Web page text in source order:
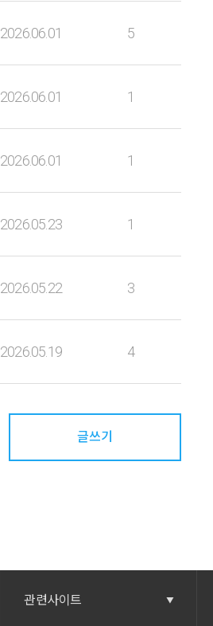
2026.06.01 5
2026.06.01 1
2026.06.01 1
2026.05.23 1
2026.05.22 3
2026.05.19 4
글쓰기
관련사이트